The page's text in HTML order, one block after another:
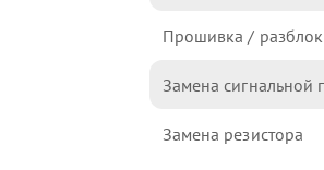
Прошивка /
Замена сигнальной
Замена резистора